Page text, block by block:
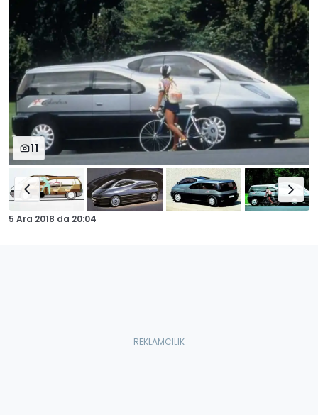
11
5 Ara 2018 da 20:04